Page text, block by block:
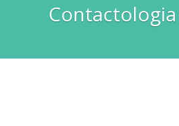
Contactologia